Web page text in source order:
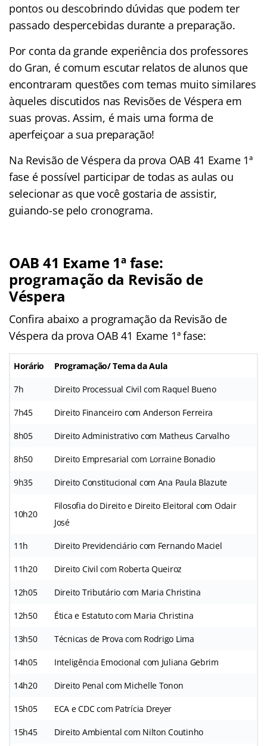
pontos ou descobrindo dúvidas que podem ter
passado despercebidas durante a preparação.
Por conta da grande experiência dos professores
do Gran, é comum escutar relatos de alunos que
encontraram questões com temas muito similares
àqueles discutidos nas Revisões de Véspera em
suas provas. Assim, é mais uma forma de
aperfeiçoar a sua preparação!
Na Revisão de Véspera da prova OAB 41 Exame 1ª
fase é possível participar de todas as aulas ou
selecionar as que você gostaria de assistir,
guiando-se pelo cronograma.
OAB 41 Exame 1ª fase:
programação da Revisão de
Véspera
Confira abaixo a programação da Revisão de
Véspera da prova OAB 41 Exame 1ª fase:
Horário Programação/ Tema da Aula
7h Direito Processual Civil com Raquel Bueno
7h45 Direito Financeiro com Anderson Ferreira
8h05 Direito Administrativo com Matheus Carvalho
8h50 Direito Empresarial com Lorraine Bonadio
9h35 Direito Constitucional com Ana Paula Blazute
10h20
Filosofia do Direito e Direito Eleitoral com Odair
José
11h Direito Previdenciário com Fernando Maciel
11h20 Direito Civil com Roberta Queiroz
12h05 Direito Tributário com Maria Christina
12h50 Ética e Estatuto com Maria Christina
13h50 Técnicas de Prova com Rodrigo Lima
14h05 Inteligência Emocional com Juliana Gebrim
14h20 Direito Penal com Michelle Tonon
15h05 ECA e CDC com Patrícia Dreyer
15h45 Direito Ambiental com Nilton Coutinho